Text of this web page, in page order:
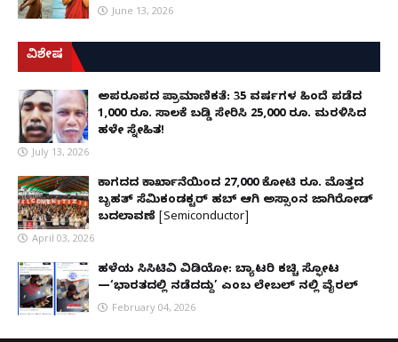
June 13, 2026
ವಿಶೇಷ
ಅಪರೂಪದ ಪ್ರಾಮಾಣಿಕತೆ: 35 ವರ್ಷಗಳ ಹಿಂದೆ ಪಡೆದ
1,000 ರೂ. ಸಾಲಕ್ಕೆ ಬಡ್ಡಿ ಸೇರಿಸಿ 25,000 ರೂ. ಮರಳಿಸಿದ
ಹಳೇ ಸ್ನೇಹಿತ!
July 13, 2026
ಕಾಗದದ ಕಾರ್ಖಾನೆಯಿಂದ 27,000 ಕೋಟಿ ರೂ. ಮೊತ್ತದ
ಬೃಹತ್ ಸೆಮಿಕಂಡಕ್ಟರ್ ಹಬ್ ಆಗಿ ಅಸ್ಸಾಂನ ಜಾಗಿರೋಡ್
ಬದಲಾವಣೆ [Semiconductor]
April 03, 2026
ಹಳೆಯ ಸಿಸಿಟಿವಿ ವಿಡಿಯೋ: ಬ್ಯಾಟರಿ ಕಚ್ಚಿ ಸ್ಫೋಟ
—‘ಭಾರತದಲ್ಲಿ ನಡೆದದ್ದು’ ಎಂಬ ಲೇಬಲ್ ನಲ್ಲಿ ವೈರಲ್
February 04, 2026